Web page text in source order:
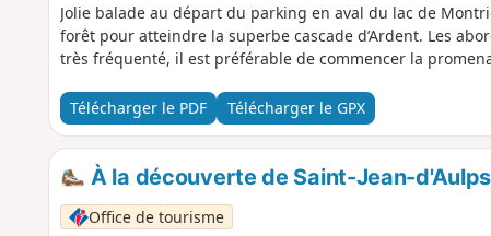
Jolie balade au départ du parking en aval du lac de
forêt pour atteindre la superbe cascade d’Ardent. Les
très fréquenté, il est préférable de commencer la
Télécharger le PDF Télécharger le GPX
À la découverte de Saint-Jean-d'Aulps
Office de tourisme